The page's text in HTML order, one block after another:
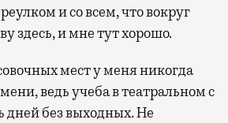
и со всем, что вокруг
здесь, и мне тут хорошо.
мест у меня никогда
ведь учеба в театральном с
дней без выходных. Не